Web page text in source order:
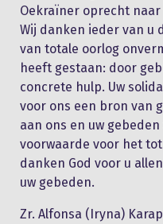
Oekraïner oprecht
Wij danken ieder van u
van totale oorlog
heeft gestaan: door
concrete hulp. Uw
voor ons een bron van
aan ons en uw
voorwaarde voor het
danken God voor u
uw gebeden.
Zr. Alfonsa (Iryna)